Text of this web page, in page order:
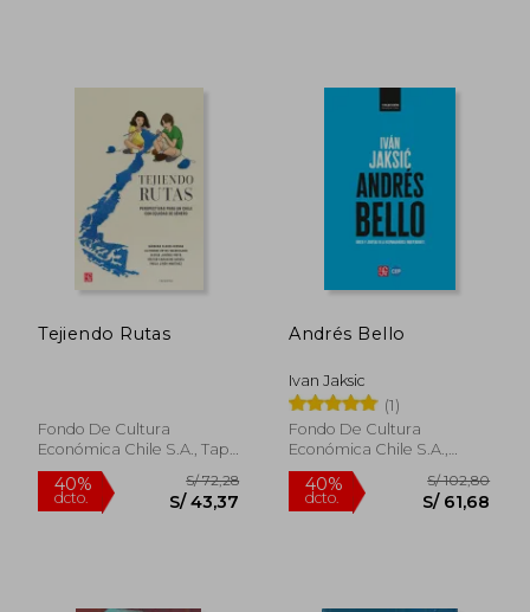
Tejiendo Rutas
Fondo De Cultura
Económica Chile S.A., Tapa
Blanda, Nuevo
Andrés Bello
Ivan Jaksic
(1)
Fondo De Cultura
Económica Chile S.A.,
2023, Tapa Blanda, Nuevo